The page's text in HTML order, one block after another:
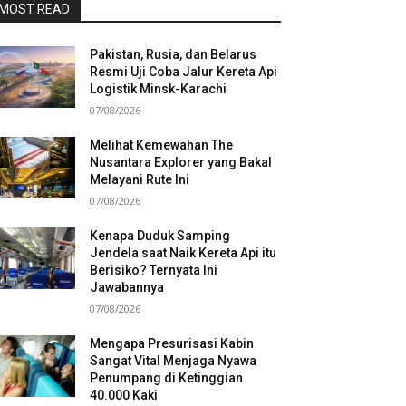
READ
Pakistan, Rusia, dan Belarus
Resmi Uji Coba Jalur Kereta Api
Logistik Minsk-Karachi
07/08/2026
Melihat Kemewahan The
Nusantara Explorer yang Bakal
Melayani Rute Ini
07/08/2026
Kenapa Duduk Samping
Jendela saat Naik Kereta Api itu
Berisiko? Ternyata Ini
Jawabannya
07/08/2026
Mengapa Presurisasi Kabin
Sangat Vital Menjaga Nyawa
Penumpang di Ketinggian
40.000 Kaki